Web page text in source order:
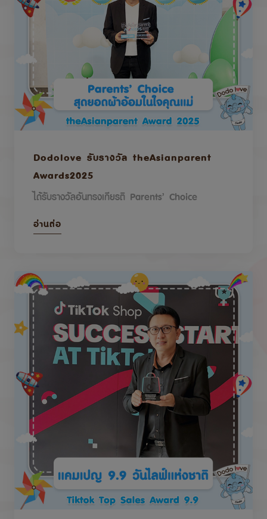
Dodolove รับรางวัล theAsianparent
Awards2025
ได้รับรางวัลอันทรงเกียรติ Parents’ Choice
อ่านต่อ